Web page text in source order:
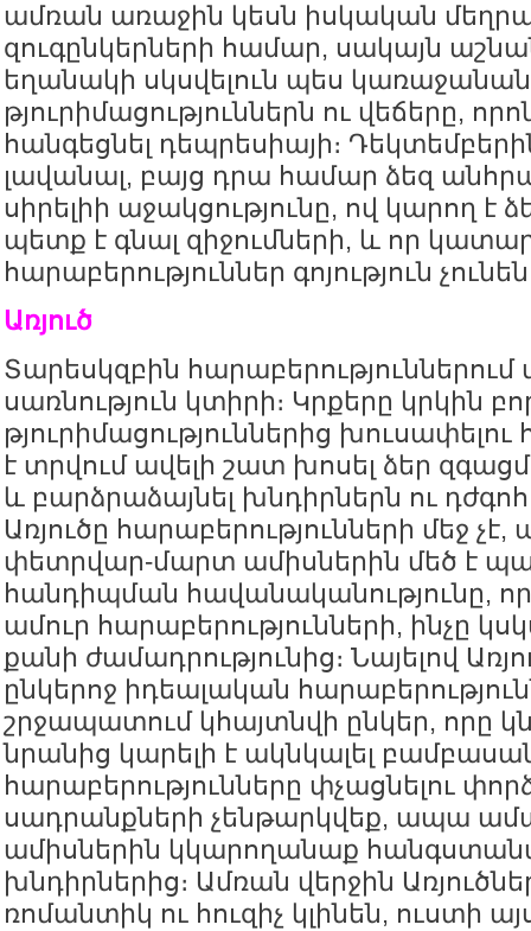
ամռան առաջին կեսն իսկական
զուգընկերների համար, սակայն
եղանակի սկսվելուն պես
թյուրիմացություններն ու վեճերը,
հանգեցնել դեպրեսիայի։
լավանալ, բայց դրա համար ձեզ
սիրելիի աջակցությունը, ով կարող է
պետք է գնալ զիջումների, և որ
հարաբերություններ գոյություն
Առյուծ
Տարեսկզբին հարաբերություններում
սառնություն կտիրի։ Կրքերը կրկին
թյուրիմացություններից
է տրվում ավելի շատ խոսել ձեր
և բարձրաձայնել խնդիրներն ու
Առյուծը հարաբերությունների մեջ
փետրվար-մարտ ամիսներին մեծ է
հանդիպման հավանականությունը,
ամուր հարաբերությունների, ինչը
քանի ժամադրությունից։ Նայելով
ընկերոջ իդեալական
շրջապատում կհայտնվի ընկեր, որը
նրանից կարելի է ակնկալել
հարաբերությունները փչացնելու
սադրանքների չենթարկվեք, ապա
ամիսներին կկարողանաք
խնդիրներից։ Ամռան վերջին
ռոմանտիկ ու հուզիչ կլինեն, ուստի